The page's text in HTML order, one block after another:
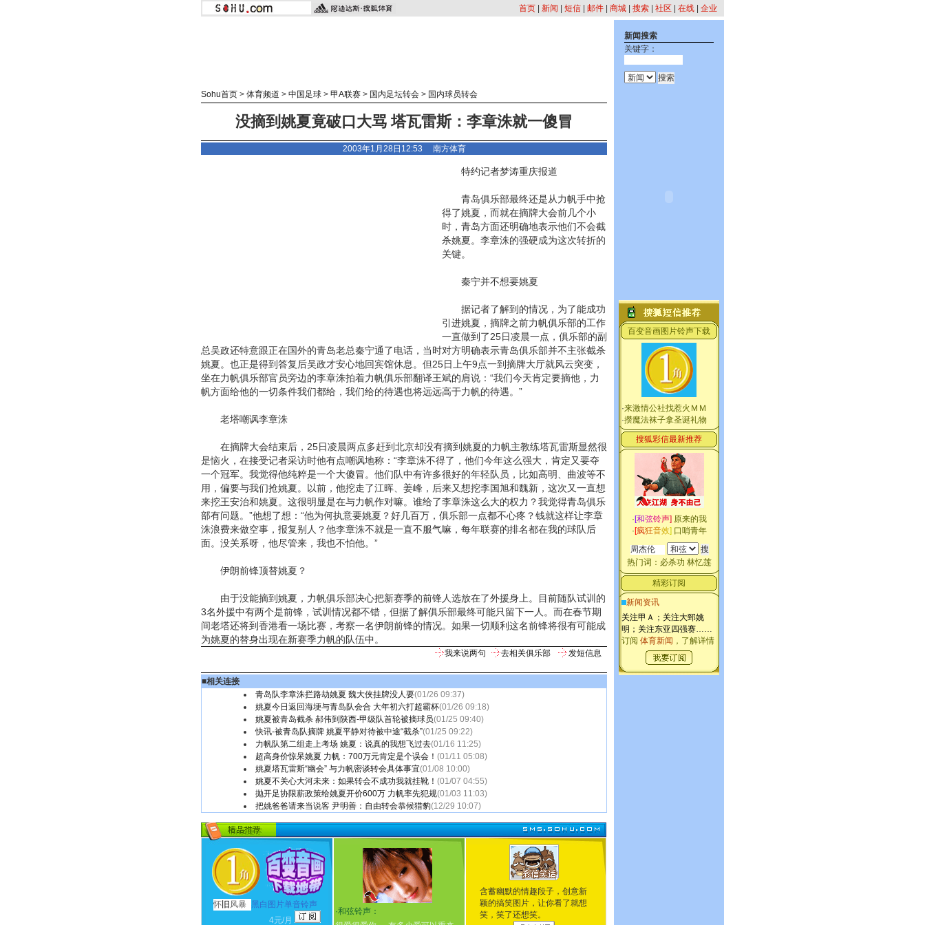
首页 新闻 短信 邮件 商城 搜索 社区 在线 企业
Sohu首页 > 体育频道 > 中国足球 > 甲A联赛 > 国内足坛转会 > 国内球员转会
没摘到姚夏竟破口大骂 塔瓦雷斯：李章洙就一傻冒
2003年1月28日12:53 南方体育
特约记者梦涛重庆报道
青岛俱乐部最终还是从力帆手中抢
得了姚夏，而就在摘牌大会前几个小
时，青岛方面还明确地表示他们不会截
杀姚夏。李章洙的强硬成为这次转折的
关键。
秦宁并不想要姚夏
据记者了解到的情况，为了能成功
引进姚夏，摘牌之前力帆俱乐部的工作
一直做到了25日凌晨一点，俱乐部的副
总吴政还特意跟正在国外的青岛老总秦宁通了电话，当时对方明确表示青岛俱乐部并不主张截杀
姚夏。也正是得到答复后吴政才安心地回宾馆休息。但25日上午9点一到摘牌大厅就风云突变，
坐在力帆俱乐部官员旁边的李章洙拍着力帆俱乐部翻译王斌的肩说：“我们今天肯定要摘他，力
帆方面给他的一切条件我们都给，我们给的待遇也将远远高于力帆的待遇。”
老塔嘲讽李章洙
在摘牌大会结束后，25日凌晨两点多赶到北京却没有摘到姚夏的力帆主教练塔瓦雷斯显然很
是恼火，在接受记者采访时他有点嘲讽地称：“李章洙不得了，他们今年这么强大，肯定又要夺
一个冠军。我觉得他纯粹是一个大傻冒。他们队中有许多很好的年轻队员，比如高明、曲波等不
用，偏要与我们抢姚夏。以前，他挖走了江晖、姜峰，后来又想挖李国旭和魏新，这次又一直想
来挖王安治和姚夏。这很明显是在与力帆作对嘛。谁给了李章洙这么大的权力？我觉得青岛俱乐
部有问题。”他想了想：“他为何执意要姚夏？好几百万，俱乐部一点都不心疼？钱就这样让李章
洙浪费来做空事，报复别人？他李章洙不就是一直不服气嘛，每年联赛的排名都在我的球队后
面。没关系呀，他尽管来，我也不怕他。”
伊朗前锋顶替姚夏？
由于没能摘到姚夏，力帆俱乐部决心把新赛季的前锋人选放在了外援身上。目前随队试训的
3名外援中有两个是前锋，试训情况都不错，但据了解俱乐部最终可能只留下一人。而在春节期
间老塔还将到香港看一场比赛，考察一名伊朗前锋的情况。如果一切顺利这名前锋将很有可能成
为姚夏的替身出现在新赛季力帆的队伍中。
我来说两句 去相关俱乐部 发短信息
■相关连接
青岛队李章洙拦路劫姚夏 魏大侠挂牌没人要(01/26 09:37)
姚夏今日返回海埂与青岛队会合 大年初六打超霸杯(01/26 09:18)
姚夏被青岛截杀 郝伟到陕西-甲级队首轮被摘球员(01/25 09:40)
快讯-被青岛队摘牌 姚夏平静对待被中途“截杀”(01/25 09:22)
力帆队第二组走上考场 姚夏：说真的我想飞过去(01/16 11:25)
超高身价惊呆姚夏 力帆：700万元肯定是个误会！ (01/11 05:08)
姚夏塔瓦雷斯“幽会” 与力帆密谈转会具体事宜(01/08 10:00)
姚夏不关心大河未来：如果转会不成功我就挂靴！ (01/07 04:55)
抛开足协限薪政策给姚夏开价600万 力帆率先犯规(01/03 11:03)
把姚爸爸请来当说客 尹明善：自由转会恭候猎豹(12/29 10:07)
怀 旧 风暴
黑白图片单音铃声
4元/月
·和弦铃声：
含蓄幽默的情趣段子，创意新
颖的搞笑图片，让你看了就想
笑，笑了还想笑。
新闻搜索
关键字：
百变音画图片铃声下载
·来激情公社找惹火ＭＭ
·攒魔法袜子拿圣诞礼物
搜狐彩信最新推荐
·[和弦铃声] 原来的我
·[疯狂音效] 口哨青年
热门词： 必杀功 林忆莲
精彩订阅
新闻资讯
关注甲Ａ；关注大郅姚
明；关注东亚四强赛……
订阅 体育新闻 ，了解详情